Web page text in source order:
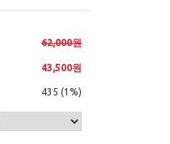
62,000원
43,500원
435 (1%)